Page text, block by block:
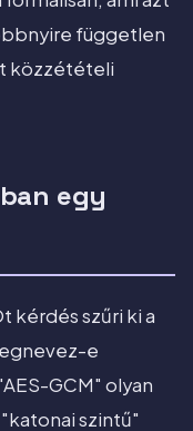
független
közzétételi
egy
kérdés szűri ki a
e
GCM" olyan
szintű"